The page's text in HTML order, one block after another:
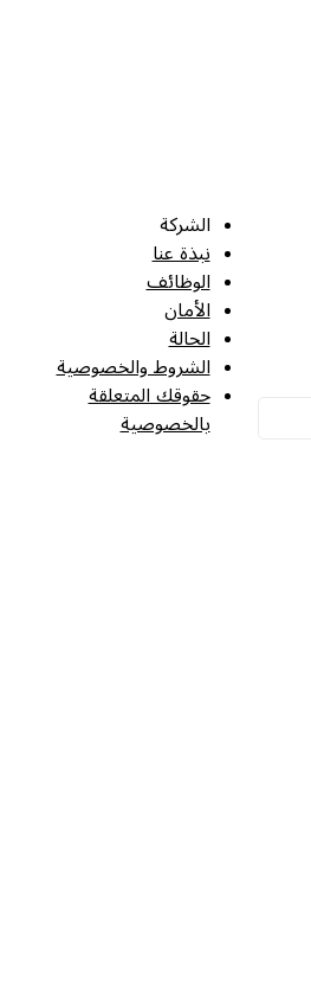
الشركة
نبذة عنا
الوظائف
الأمان
الحالة
الشروط والخصوصية
حقوقك المتعلقة
بالخصوصية